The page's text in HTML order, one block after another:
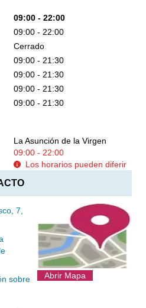
09:00 - 22:00
09:00 - 22:00
Cerrado
09:00 - 21:30
09:00 - 21:30
09:00 - 21:30
09:00 - 21:30
La Asunción de la Virgen
09:00 - 22:00
Los horarios pueden diferir
7,
sobre
Abrir Mapa